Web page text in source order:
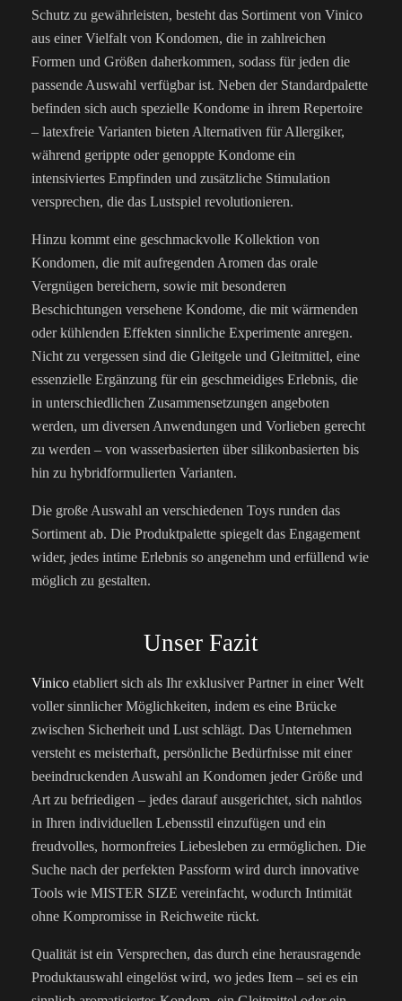
Schutz zu gewährleisten, besteht das Sortiment von Vinico
aus einer Vielfalt von Kondomen, die in zahlreichen
Formen und Größen daherkommen, sodass für jeden die
passende Auswahl verfügbar ist. Neben der Standardpalette
befinden sich auch spezielle Kondome in ihrem Repertoire
– latexfreie Varianten bieten Alternativen für Allergiker,
während gerippte oder genoppte Kondome ein
intensiviertes Empfinden und zusätzliche Stimulation
versprechen, die das Lustspiel revolutionieren.
Hinzu kommt eine geschmackvolle Kollektion von
Kondomen, die mit aufregenden Aromen das orale
Vergnügen bereichern, sowie mit besonderen
Beschichtungen versehene Kondome, die mit wärmenden
oder kühlenden Effekten sinnliche Experimente anregen.
Nicht zu vergessen sind die Gleitgele und Gleitmittel, eine
essenzielle Ergänzung für ein geschmeidiges Erlebnis, die
in unterschiedlichen Zusammensetzungen angeboten
werden, um diversen Anwendungen und Vorlieben gerecht
zu werden – von wasserbasierten über silikonbasierten bis
hin zu hybridformulierten Varianten.
Die große Auswahl an verschiedenen Toys runden das
Sortiment ab. Die Produktpalette spiegelt das Engagement
wider, jedes intime Erlebnis so angenehm und erfüllend wie
möglich zu gestalten.
Unser Fazit
Vinico etabliert sich als Ihr exklusiver Partner in einer Welt
voller sinnlicher Möglichkeiten, indem es eine Brücke
zwischen Sicherheit und Lust schlägt. Das Unternehmen
versteht es meisterhaft, persönliche Bedürfnisse mit einer
beeindruckenden Auswahl an Kondomen jeder Größe und
Art zu befriedigen – jedes darauf ausgerichtet, sich nahtlos
in Ihren individuellen Lebensstil einzufügen und ein
freudvolles, hormonfreies Liebesleben zu ermöglichen. Die
Suche nach der perfekten Passform wird durch innovative
Tools wie MISTER SIZE vereinfacht, wodurch Intimität
ohne Kompromisse in Reichweite rückt.
Qualität ist ein Versprechen, das durch eine herausragende
Produktauswahl eingelöst wird, wo jedes Item – sei es ein